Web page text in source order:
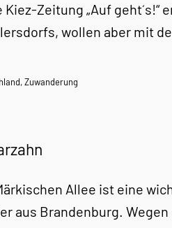
Zeitung „Auf
wollen aber mit
,Zuwanderung
Allee ist eine
aus Brandenburg.